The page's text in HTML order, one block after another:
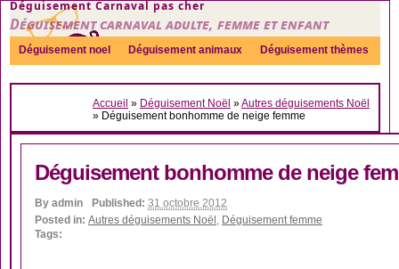
Déguisement Carnaval pas cher
Déguisement carnaval adulte, femme et enfant
Déguisement noel Déguisement animaux Déguisement thèmes
Sexy Déguisement couple Déguisements par genre Idées
Accueil » Déguisement Noël »Autres déguisements Noël
» Déguisement bonhomme de neige femme
Déguisement bonhomme de neige
By admin Published: 31 octobre 2012
Posted in: Autres déguisements Noël , Déguisement femme
Tags: